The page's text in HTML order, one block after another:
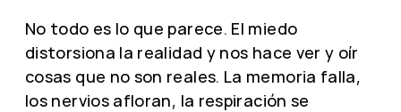
No todo es lo que parece. El miedo
distorsiona la realidad y nos hace ver y oír
cosas que no son reales. La memoria falla,
los nervios afloran, la respiración se